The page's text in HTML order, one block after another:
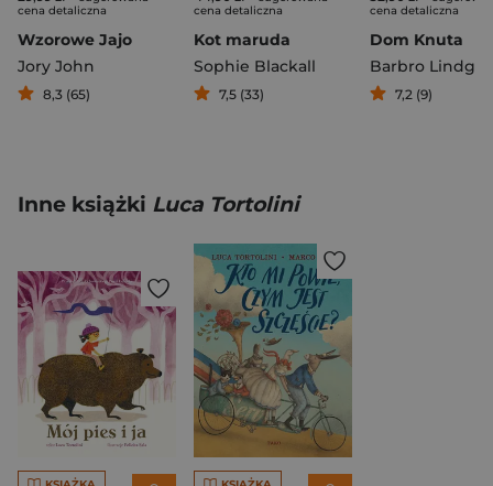
cena detaliczna
Wzorowe Jajo
Jory John
8,3 (65)
cena detaliczna
Kot maruda
Sophie Blackall
7,5 (33)
cena detaliczna
Dom Knuta
Barbro
7,2 (9)
Inne książki Luca Tortolini